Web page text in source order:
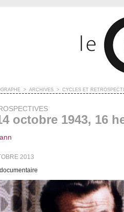
> ARCHIVES > CYCLES ET
octobre 1943, 16
2013